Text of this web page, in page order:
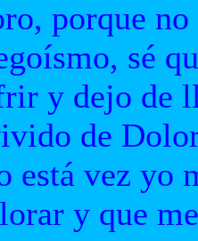
porque
sé
y dejo de
de
está vez yo
y que